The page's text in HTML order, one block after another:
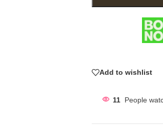
Add to wishlist
11 People